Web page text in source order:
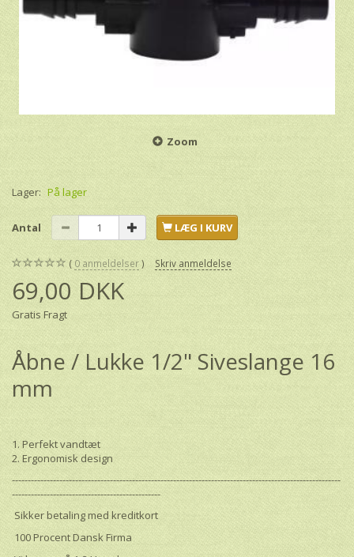
Zoom
Lager: På lager
Antal LÆG I KURV
0 anmeldelser Skriv anmeldelse
69,00 DKK
Gratis Fragt
Åbne / Lukke 1/2" Siveslange 16
mm
1. Perfekt vandtæt
2. Ergonomisk design
--------------------------------------------------------------------------------------------------------
-----------------------------------------------
Sikker betaling med kreditkort
100 Procent Dansk Firma